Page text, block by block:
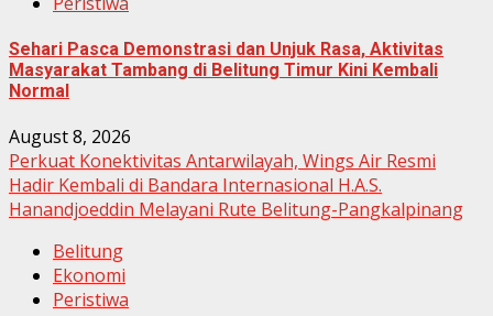
Sehari Pasca Demonstrasi dan Unjuk Rasa, Aktivitas
Masyarakat Tambang di Belitung Timur Kini Kembali
Normal
August 8, 2026
Perkuat Konektivitas Antarwilayah, Wings Air Resmi
Hadir Kembali di Bandara Internasional H.A.S.
Hanandjoeddin Melayani Rute Belitung-Pangkalpinang
Belitung
Ekonomi
Peristiwa